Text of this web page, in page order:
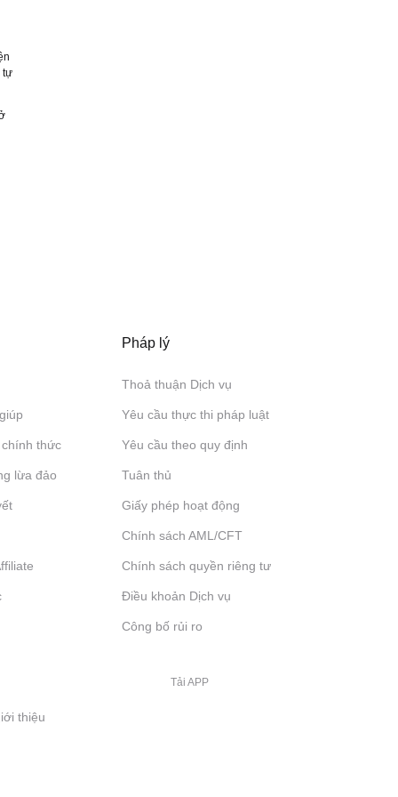
tự
thức
lừa đảo
thiệu
Pháp lý
Thoả thuận Dịch vụ
Yêu cầu thực thi pháp luật
Yêu cầu theo quy định
Tuân thủ
Giấy phép hoạt động
Chính sách AML/CFT
Chính sách quyền riêng tư
Điều khoản Dịch vụ
Công bố rủi ro
Tải APP